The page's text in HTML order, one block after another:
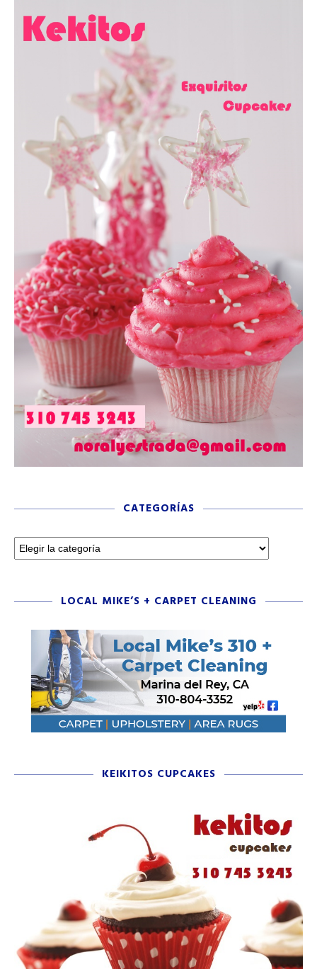
CATEGORÍAS
LOCAL MIKE’S + CARPET CLEANING
KEIKITOS CUPCAKES